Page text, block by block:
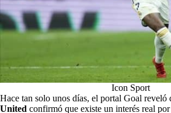
Icon Sport
Hace tan solo unos días, el portal Goal reveló
United confirmó que existe un interés real